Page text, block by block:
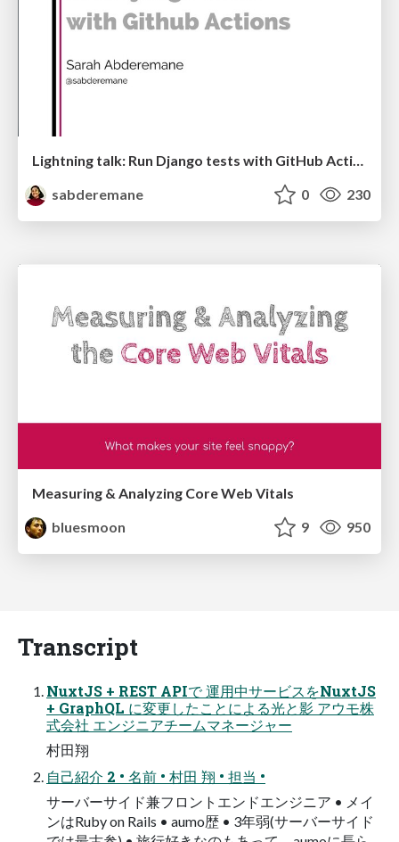
Lightning talk: Run Django tests with GitHub Actions
sabderemane
0 230
Measuring & Analyzing Core Web Vitals
bluesmoon
9 950
Transcript
NuxtJS + REST APIで 運用中サービスをNuxtJS
+ GraphQL に変更したことによる光と影 アウモ株
式会社 エンジニアチームマネージャー
村田翔
自己紹介 2 • 名前 • 村田 翔 • 担当 •
サーバーサイド兼フロントエンドエンジニア • メイ
ンはRuby on Rails • aumo歴 • 3年弱(サーバーサイド